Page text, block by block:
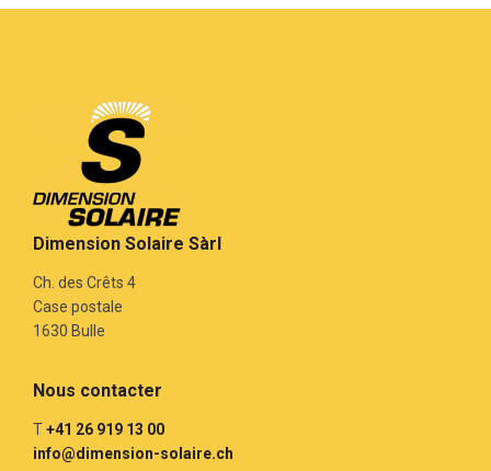
Dimension Solaire Sàrl
Ch. des Crêts 4
Case postale
1630 Bulle
Nous contacter
T+41 26 919 13 00
info@dimension-solaire.ch